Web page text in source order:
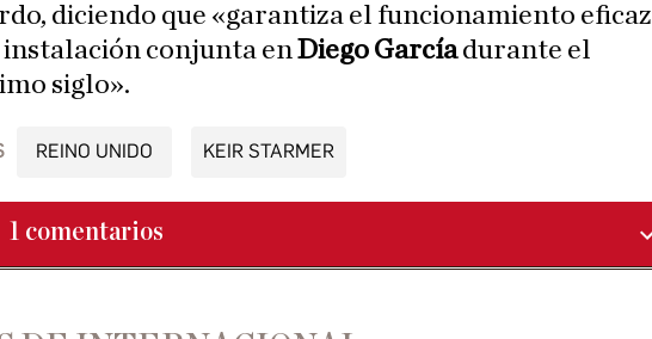
diciendo que «garantiza el funcionamiento eficaz
instalación conjunta enDiego Garcíadurante el
siglo».
REINO UNIDO KEIR STARMER
1 comentarios